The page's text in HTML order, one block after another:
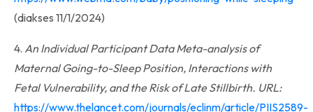
(diakses 11/1/2024)
4. An Individual Participant Data Meta-analysis of
Maternal Going-to-Sleep Position, Interactions with
Fetal Vulnerability, and the Risk of Late Stillbirth. URL:
https://www.thelancet.com/journals/eclinm/article/PIIS2589-